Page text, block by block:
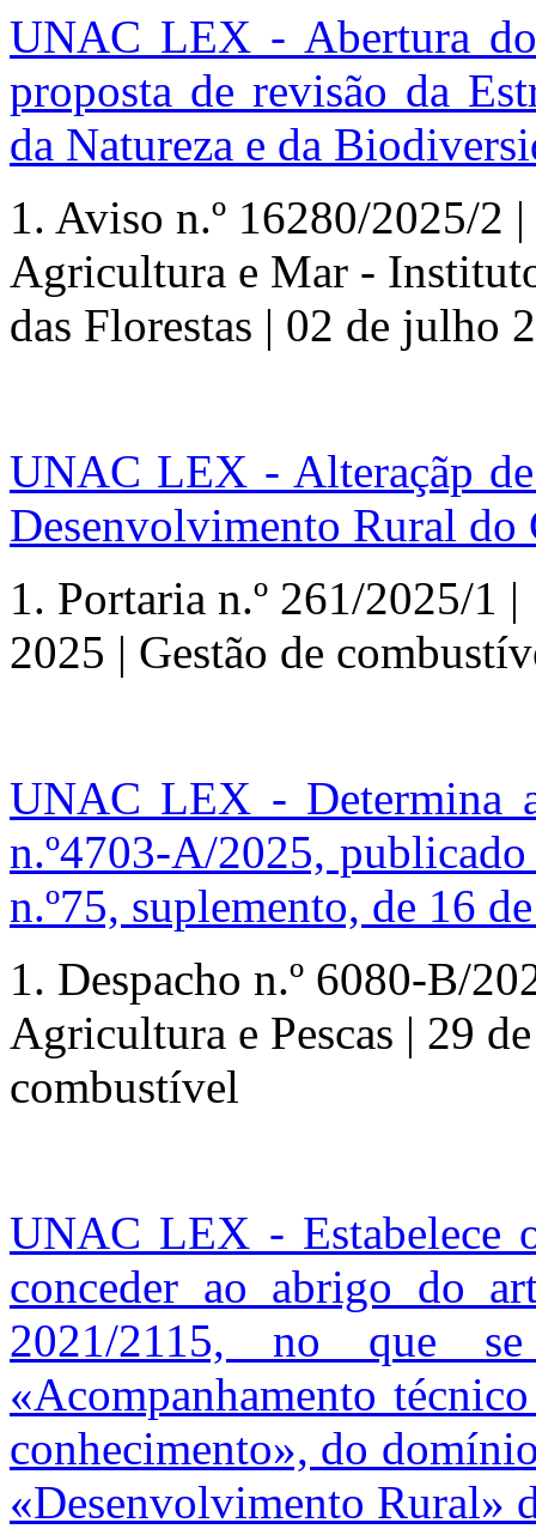
UNAC LEX - Abertura
proposta de revisão da
da Natureza e da
1. Aviso n.º 16280/2025/2
Agricultura e Mar -
das Florestas | 02 de julho
UNAC LEX - Alteraçãp
Desenvolvimento Rural
1. Portaria n.º 261/2025/1
2025 | Gestão de
UNAC LEX - Determina
n.º4703-A/2025,
n.º75, suplemento, de 16
1. Despacho n.º 6080-B/
Agricultura e Pescas | 29
combustível
UNAC LEX - Estabelece
conceder ao abrigo do
2021/2115, no que
«Acompanhamento
conhecimento», do
«Desenvolvimento Rural»